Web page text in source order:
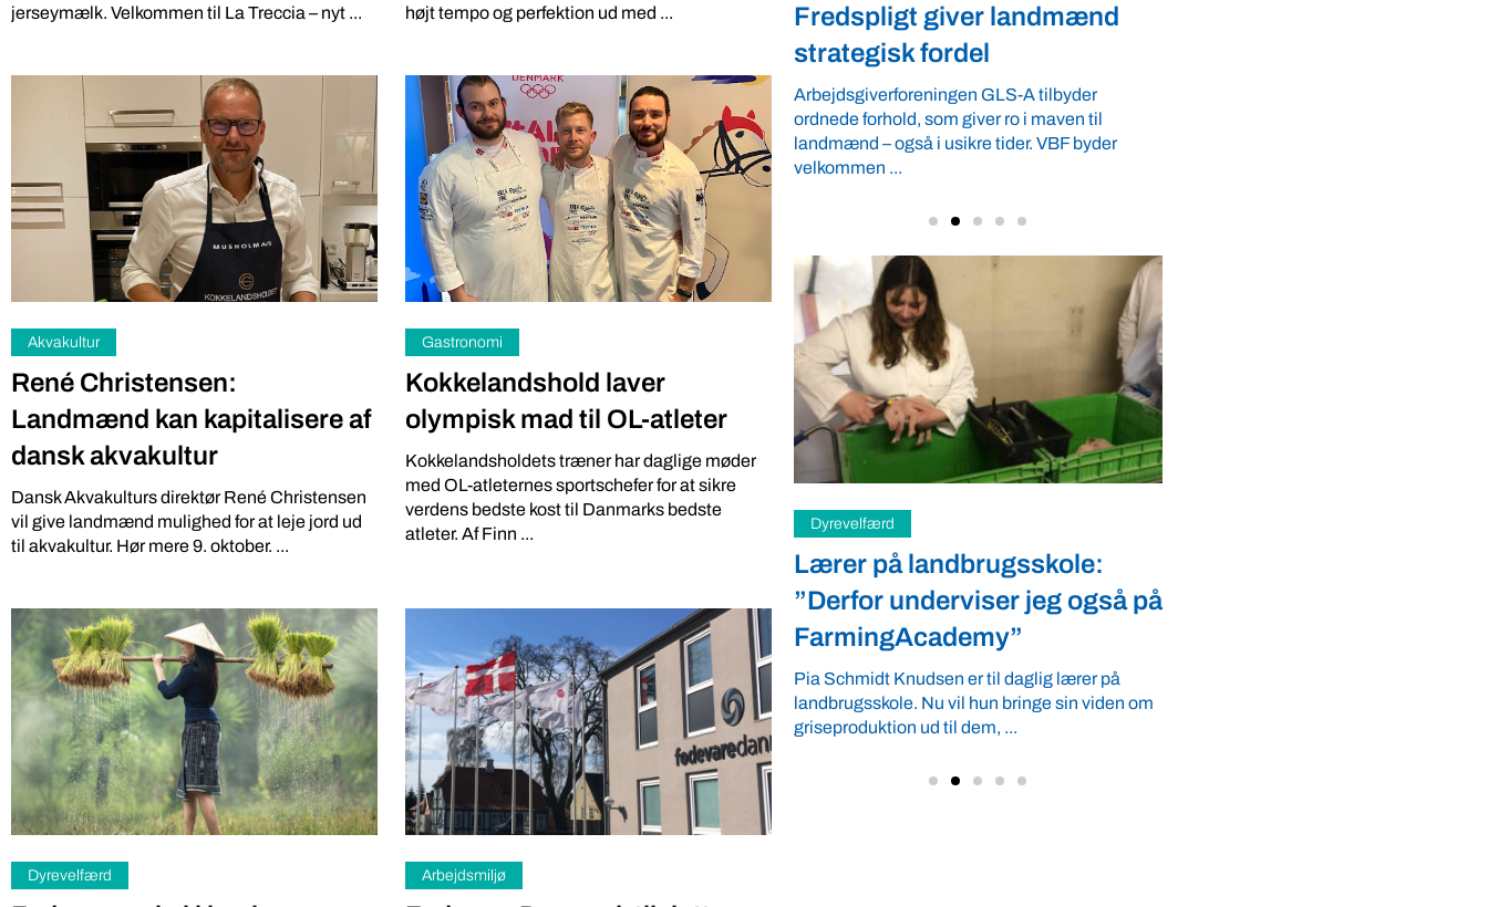
jerseymælk. Velkommen til La Treccia – nyt ...
højt tempo og perfektion ud med ...
Akvakultur
René Christensen:
Landmænd kan kapitalisere af
dansk akvakultur
Dansk Akvakulturs direktør René Christensen
vil give landmænd mulighed for at leje jord ud
til akvakultur. Hør mere 9. oktober. ...
Gastronomi
Kokkelandshold laver
olympisk mad til OL-atleter
Kokkelandsholdets træner har daglige møder
med OL-atleternes sportschefer for at sikre
verdens bedste kost til Danmarks bedste
atleter. Af Finn ...
Dyrevelfærd Arbejdsmiljø
DR podcasts om pesticider
med pesticidholdninger
To DR-podcasts om kemikalier med Huxi Bach
som vært og Nina Cedergreen som gæst, bør
være pligtlytning for alle med ...
Gratis: Opret din
på ny app
Softwareingeniøren Mathias Faulkner elsker
lokale grøntsager. Han har lanceret appen “Din
Lokale Bod”, hvor lokale fødevareproducenter
gratis kan vise deres ...
Fredspligt giver landmænd
strategisk fordel
Arbejdsgiverforeningen GLS-A tilbyder
ordnede forhold, som giver ro i maven til
landmænd – også i usikre tider. VBF byder
velkommen ...
Arbejdsmiljø
sætter madens rejse til debat
Opdatering 25/10: Eventen er desværre aflyst
Fødevarevirksomheden Easyfood (medlem i
VBF) og LandboUngdom vil skabe grobund for
samarbejde på tværs ...
Uncategorized
Verdens Bedste
Uffe Bie, Tidligere økoformand i Landbrug &
Fødevarer, har meldt sig ind i Verdens Bedste
Fødevarer. Han er specielt begejstret ...
Dyrevelfærd
Lærer på landbrugsskole:
”Derfor underviser jeg også på
FarmingAcademy”
Pia Schmidt Knudsen er til daglig lærer på
landbrugsskole. Nu vil hun bringe sin viden om
griseproduktion ud til dem, ...